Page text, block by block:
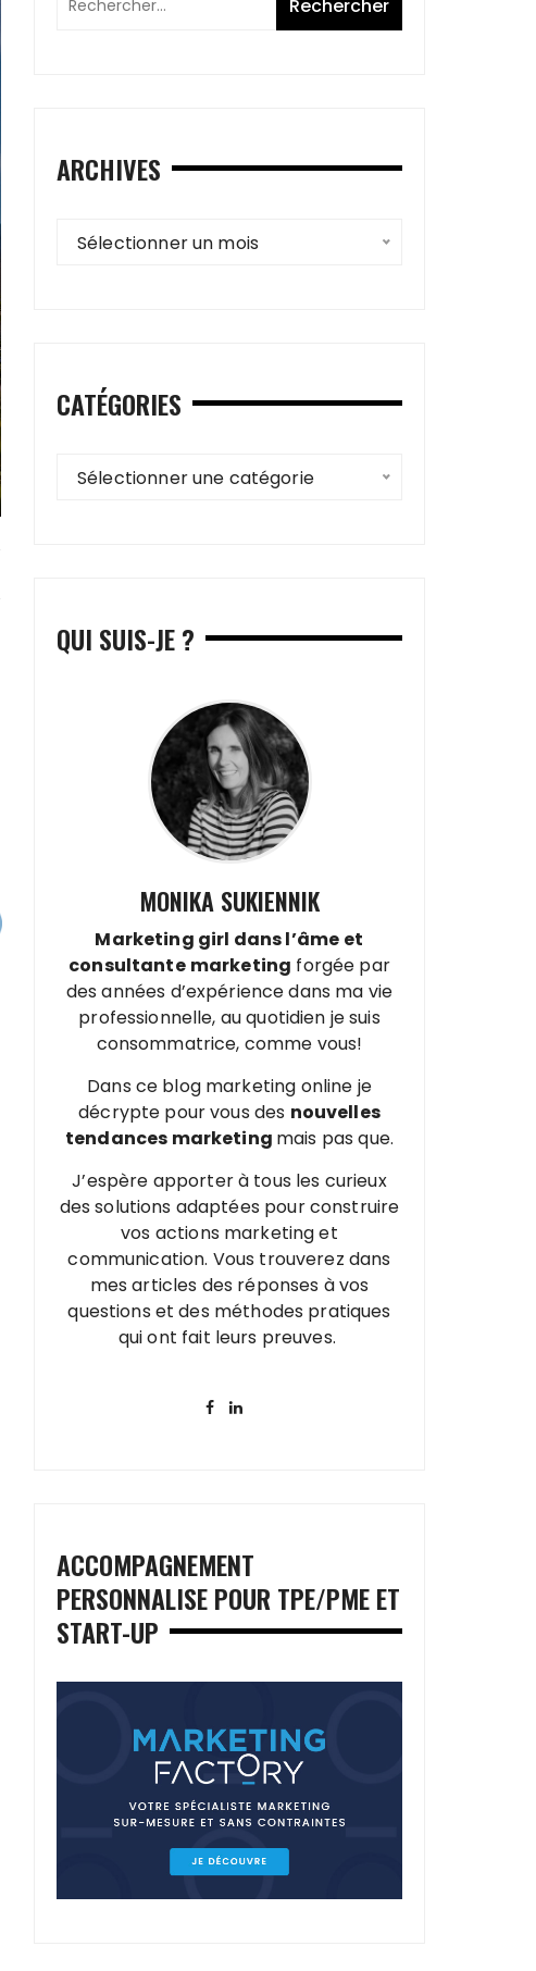
ARCHIVES
Archives
Sélectionner un mois
CATÉGORIES
Catégories
Sélectionner une catégorie
QUI SUIS-JE ?
MONIKA SUKIENNIK
Marketing girl dans l’âme et
consultante marketing forgée par
des années d’expérience dans ma vie
professionnelle, au quotidien je suis
consommatrice, comme vous!
Dans ce blog marketing online je
décrypte pour vous des nouvelles
tendances marketing mais pas que.
J’espère apporter à tous les curieux
des solutions adaptées pour construire
vos actions marketing et
communication. Vous trouverez dans
mes articles des réponses à vos
questions et des méthodes pratiques
qui ont fait leurs preuves.
ACCOMPAGNEMENT
PERSONNALISE POUR TPE/PME ET
START-UP